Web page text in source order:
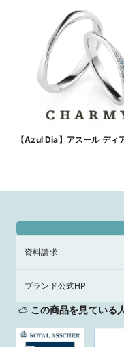
【Azul Dia】アスール ディ
資料請求
ブランド公式HP
この商品を見ている